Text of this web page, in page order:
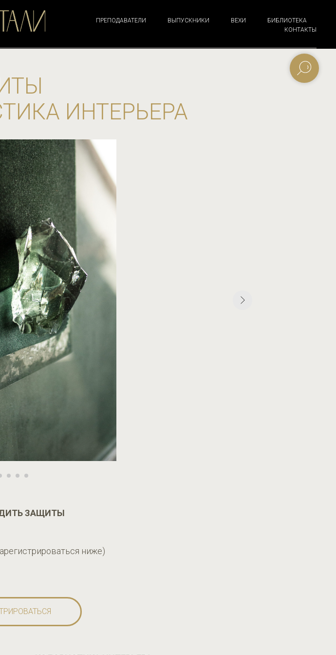
ПРЕПОДАВАТЕЛИ ВЫПУСКНИКИ ВЕХИ
БИБЛИОТЕКА
КОНТАКТЫ
ИНТЕРЬЕРА
ЗАЩИТЫ
ниже)